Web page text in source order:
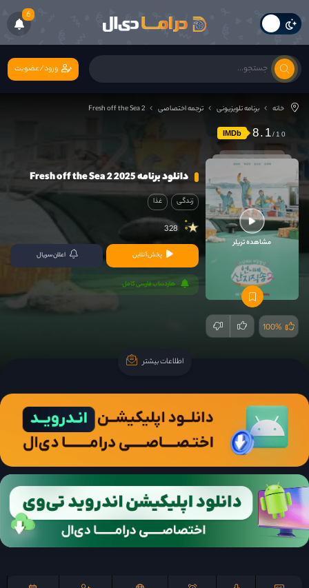
6
ورود/عضویت
خانه برنامه تلویزیونی ترجمه اختصاصی Fresh off the Sea 2
IMDb 8.1
مشاهده تریلر
100%
دانلود برنامه Fresh off the Sea 2 2025
زندگی غذا
328
پخش آنلاین اعلان سریال
هاردساب فارسی کامل
اطلاعات بیشتر